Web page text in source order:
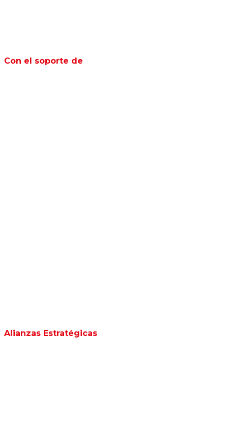
Con el soporte de
Alianzas Estratégicas